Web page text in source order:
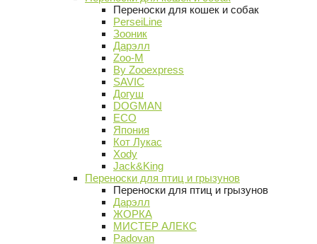
Переноски для кошек и собак
PerseiLine
Зооник
Дарэлл
Zoo-M
By Zooexpress
SAVIC
Догуш
DOGMAN
ECO
Япония
Кот Лукас
Xody
Jack&King
Переноски для птиц и грызунов
Переноски для птиц и грызунов
Дарэлл
ЖОРКА
МИСТЕР АЛЕКС
Padovan